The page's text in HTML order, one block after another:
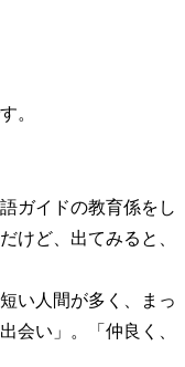
。
ガイドの教育係をし
けど、出てみると、
い人間が多く、まっ
会い」。「仲良く、